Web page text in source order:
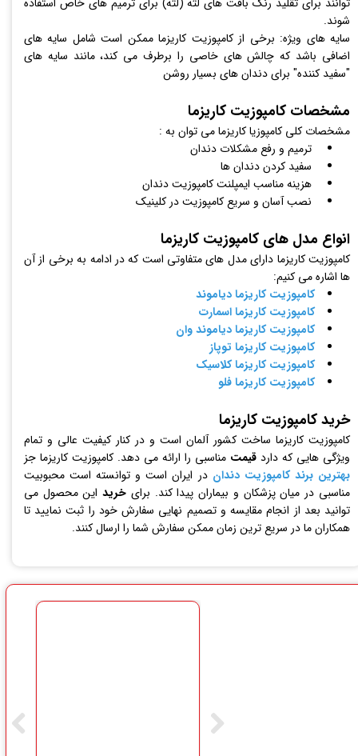
شوند.
سایه های ویژه: برخی از کامپوزیت کاریزما ممکن است شامل سایه های
اضافی باشد که چالش های خاصی را برطرف می کند، مانند سایه های
"سفید کننده" برای دندان های بسیار روشن
مشخصات کامپوزیت کاریزما
مشخصات کلی کامپوزیا کاریزما می توان به :
ترمیم و رفع مشکلات دندان
سفید کردن دندان ها
هزینه مناسب ایمپلنت کامپوزیت دندان
نصب آسان و سریع کامپوزیت در کلینیک
انواع مدل های کامپوزیت کاریزما
کامپوزیت کاریزما دارای مدل های متفاوتی است که در ادامه به برخی از آن
ها اشاره می کنیم:
کامپوزیت کاریزما دیاموند
کامپوزیت کاریزما اسمارت
کامپوزیت کاریزما دیاموند وان
کامپوزیت کاریزما توپاز
کامپوزیت کاریزما کلاسیک
کامپوزیت کاریزما فلو
خرید کامپوزیت کاریزما
کامپوزیت کاریزما ساخت کشور آلمان است و در کنار کیفیت عالی و تمام
ویژگی هایی که داردقیمت مناسبی را ارائه می دهد. کامپوزیت کاریزما جز
بهترین برند کامپوزیت دندان در ایران است و توانسته است محبوبیت
مناسبی در میان پزشکان و بیماران پیدا کند. برای خریداین محصول می
توانید بعد از انجام مقایسه و تصمیم نهایی سفارش خود را ثبت نمایید تا
همکاران ما در سریع ترین زمان ممکن سفارش شما را ارسال کنند.